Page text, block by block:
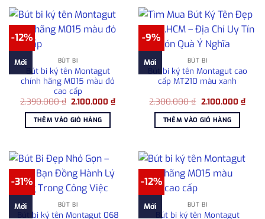
-12%
Mới BÚT BI
Bút bi ký tên Montagut
chính hãng M015 màu đỏ
cao cấp
2.390.000₫ Giá
là:
2.390.000 ₫.
2.100.000₫Giá
hiện
2.100.000 ₫.
THÊM VÀO GIỎ HÀNG
-9%
Mới BÚT BI
Bút bi ký tên Montagut cao
cấp MT210 màu xanh
2.300.000₫ Giá
là:
2.300.000 ₫.
2.100.000 ₫Giá
hiện
THÊM VÀO GIỎ HÀNG
-31%
Mới BÚT BI
Bút bi ký tên Montagut 068
-12%
Mới BÚT BI
Bút bi ký tên Montagut